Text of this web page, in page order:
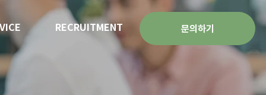
문의하기
RECRUITMENT